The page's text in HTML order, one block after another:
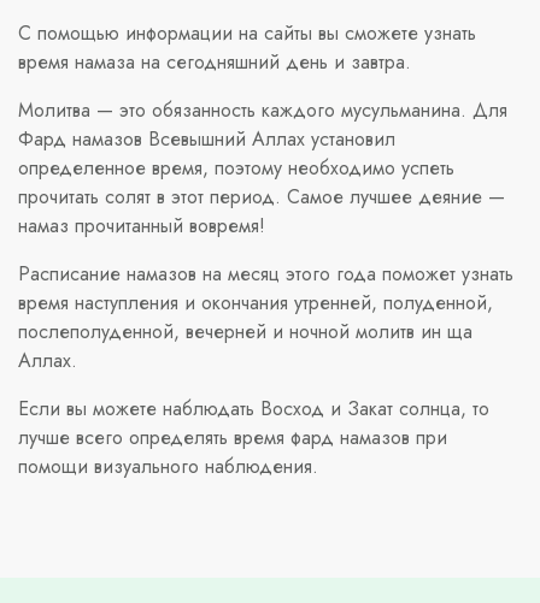
С помощью информации на сайты вы сможете узнать
время намаза на сегодняшний день и завтра.
Молитва — это обязанность каждого мусульманина. Для
Фард намазов Всевышний Аллах установил
определенное время, поэтому необходимо успеть
прочитать солят в этот период. Самое лучшее деяние —
намаз прочитанный вовремя!
Расписание намазов на месяц этого года поможет узнать
время наступления и окончания утренней, полуденной,
послеполуденной, вечерней и ночной молитв ин ща
Аллах.
Если вы можете наблюдать Восход и Закат солнца, то
лучше всего определять время фард намазов при
помощи визуального наблюдения.